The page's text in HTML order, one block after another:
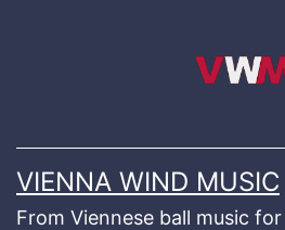
VIENNA WIND MUSIC
From Viennese ball music for